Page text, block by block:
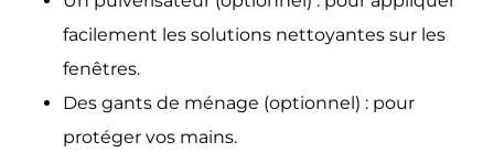
facilement les solutions nettoyantes sur les
fenêtres.
Des gants de ménage (optionnel) :pour
protéger vos mains.